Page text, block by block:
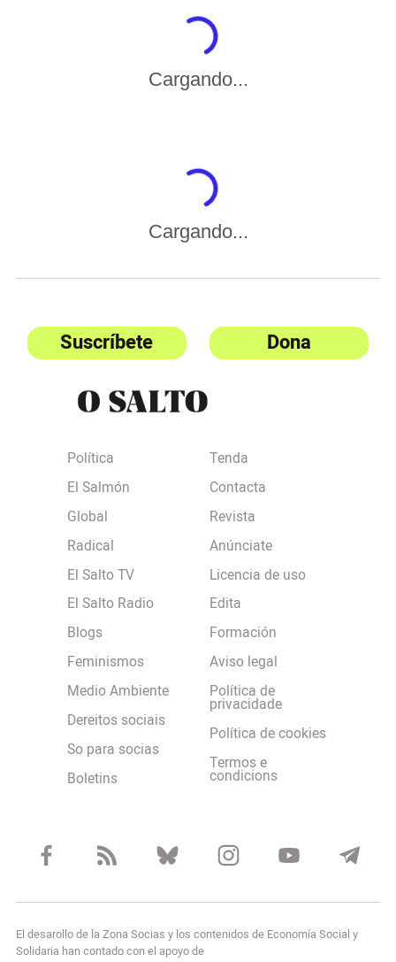
Cargando...
Cargando...
Suscríbete Dona
Política
El Salmón
Global
Radical
El Salto TV
El Salto Radio
Blogs
Feminismos
Medio Ambiente
Dereitos sociais
So para socias
Boletins
Tenda
Contacta
Revista
Anúnciate
Licencia de uso
Edita
Formación
Aviso legal
Política de
privacidade
Política de cookies
Termos e
condicions
El desarollo de la Zona Socias y los contenidos de Economía Social y
Solidaria han contado con el apoyo de